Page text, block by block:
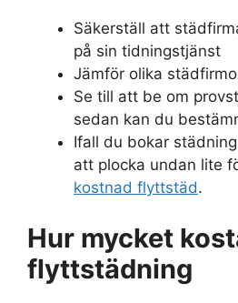
Säkerställ att
på sin tidningstjänst
Jämför olika
Se till att be om
sedan kan du
Ifall du bokar
att plocka undan lite
kostnad flyttstäd.
Hur mycket
flyttstädning